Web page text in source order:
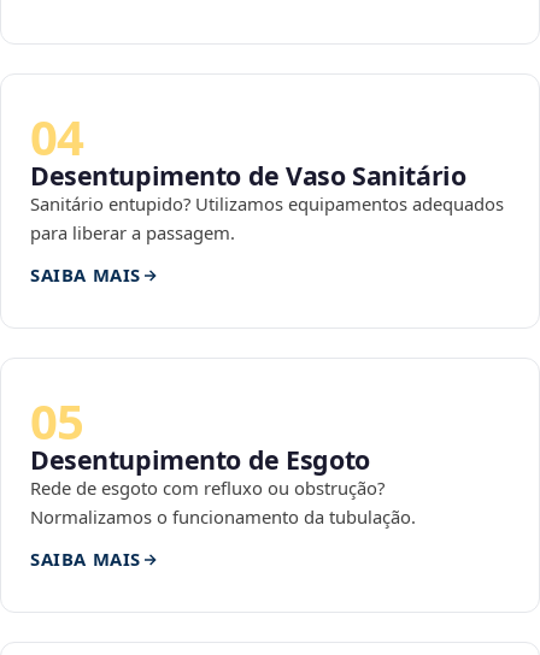
04
Desentupimento de Vaso Sanitário
Sanitário entupido? Utilizamos equipamentos adequados
para liberar a passagem.
SAIBA MAIS
05
Desentupimento de Esgoto
Rede de esgoto com refluxo ou obstrução?
Normalizamos o funcionamento da tubulação.
SAIBA MAIS